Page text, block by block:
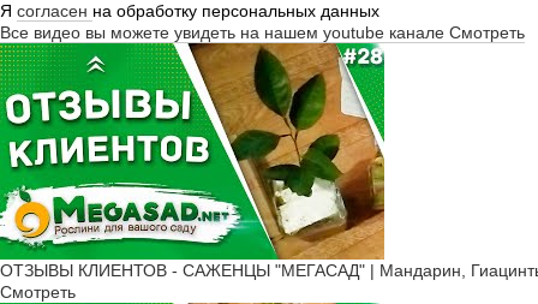
Я согласен на обработку персональных данных
Все видео вы можете увидеть на нашем youtube канале Смотреть
ОТЗЫВЫ КЛИЕНТОВ - САЖЕНЦЫ "МЕГАСАД" | Мандарин, Гиацинты,
Смотреть